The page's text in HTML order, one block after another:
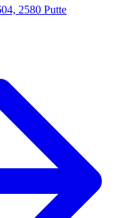
2580 Putte